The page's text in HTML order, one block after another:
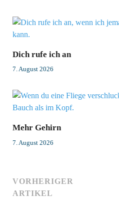
Dich rufe ich an
7. August 2026
Mehr Gehirn
7. August 2026
VORHERIGER
ARTIKEL